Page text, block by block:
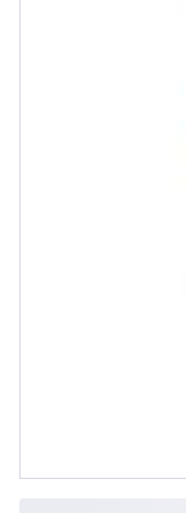
M12
IP 69K, 3-